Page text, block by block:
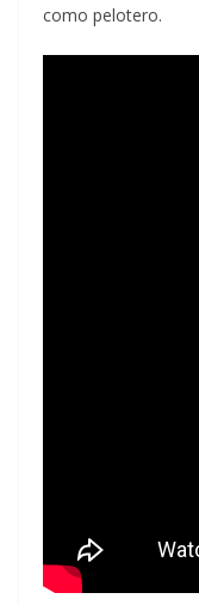
como pelotero.